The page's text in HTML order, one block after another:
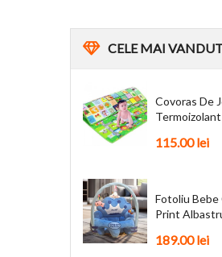
CELEMAI
Covoras De
115.00lei
Fotoliu Bebe
Print
189.00lei